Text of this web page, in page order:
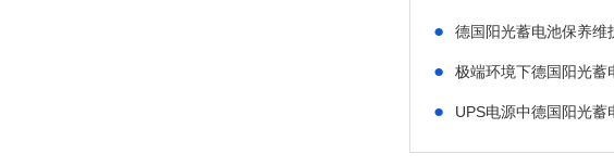
● 德国阳光蓄电池保养维
● 极端环境下德国阳光蓄
● UPS电源中德国阳光